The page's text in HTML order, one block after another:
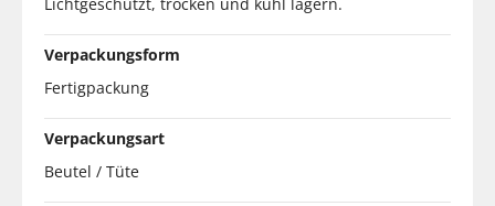
Verpackungsform
Fertigpackung
Verpackungsart
Beutel / Tüte